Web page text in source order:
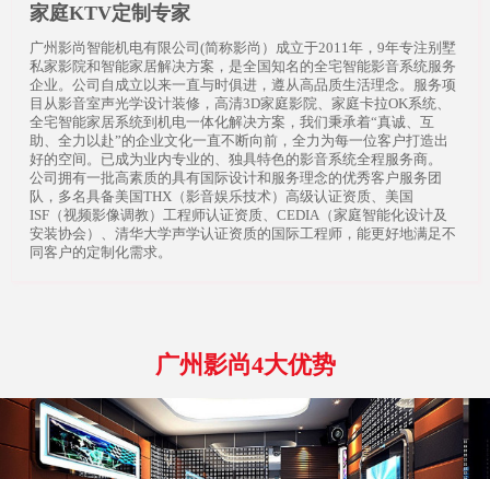
家庭KTV定制专家
广州影尚智能机电有限公司(简称影尚）成立于2011年，9年专注别墅
私家影院和智能家居解决方案，是全国知名的全宅智能影音系统服务
企业。公司自成立以来一直与时俱进，遵从高品质生活理念。服务项
目从影音室声光学设计装修，高清3D家庭影院、家庭卡拉OK系统、
全宅智能家居系统到机电一体化解决方案，我们秉承着“真诚、互
助、全力以赴”的企业文化一直不断向前，全力为每一位客户打造出
好的空间。已成为业内专业的、独具特色的影音系统全程服务商。
公司拥有一批高素质的具有国际设计和服务理念的优秀客户服务团
队，多名具备美国THX（影音娱乐技术）高级认证资质、美国
ISF（视频影像调教）工程师认证资质、CEDIA（家庭智能化设计及
安装协会）、清华大学声学认证资质的国际工程师，能更好地满足不
同客户的定制化需求。
广州影尚4大优势